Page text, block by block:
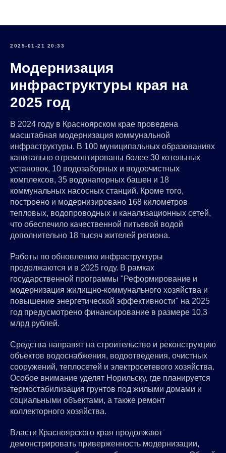
2025-01-21 20:33
Модернизация
инфраструктуры края на
2025 год
В 2024 году в Красноярском крае проведена
масштабная модернизация коммунальной
инфраструктуры. В 100 муниципальных образованиях
капитально отремонтированы более 30 котельных
установок, 10 водозаборных и водоочистных
комплексов, 35 водонапорных башен и 18
коммунальных насосных станций. Кроме того,
построено и модернизировано 168 километров
тепловых, водопроводных и канализационных сетей,
что обеспечило качественной питьевой водой
дополнительно 18 тысяч жителей региона.
Работы по обновлению инфраструктуры
продолжаются и в 2025 году. В рамках
государственной программы "Реформирование и
модернизация жилищно-коммунального хозяйства и
повышение энергетической эффективности" на 2025
год предусмотрено финансирование в размере 10,3
млрд рублей.
Средства направят на строительство и реконструкцию
объектов водоснабжения, водоотведения, очистных
сооружений, теплосетей и электросетевого хозяйства.
Особое внимание уделят Норильску, где планируется
термостабилизация грунтов под жилыми домами и
социальными объектами, а также ремонт
коллекторного хозяйства.
Власти Красноярского края продолжают
демонстрировать приверженность модернизации,